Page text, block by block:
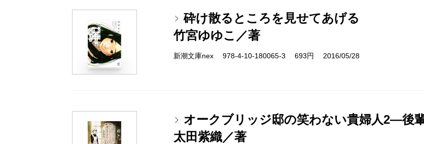
砕け散るところを見せてあげる
竹宮ゆゆこ／著
新潮文庫nex 978-4-10-180065-3 693円 2016/05/28
オークブリッジ邸の笑わない貴婦人2―後
太田紫織／著